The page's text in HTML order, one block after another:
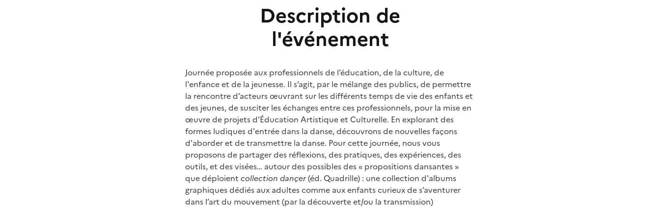
Description de
l'événement
Journée proposée aux professionnels de l’éducation, de la culture, de
l'enfance et de la jeunesse. Il s’agit, par le mélange des publics, de permettre
la rencontre d’acteurs œuvrant sur les différents temps de vie des enfants et
des jeunes, de susciter les échanges entre ces professionnels, pour la mise en
œuvre de projets d’Éducation Artistique et Culturelle. En explorant des
formes ludiques d'entrée dans la danse, découvrons de nouvelles façons
d'aborder et de transmettre la danse. Pour cette journée, nous vous
proposons de partager des réflexions, des pratiques, des expériences, des
outils, et des visées… autour des possibles des « propositions dansantes »
que déploient collection dançer(éd. Quadrille) : une collection d'albums
graphiques dédiés aux adultes comme aux enfants curieux de s’aventurer
dans l’art du mouvement (par la découverte et/ou la transmission)